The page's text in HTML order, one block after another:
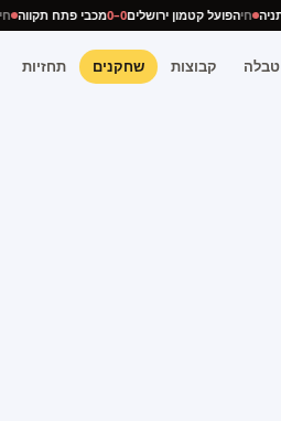
נתניה חיהפועל קטמון ירושלים0–0 מכבי פתח תקווה
טבלה קבוצות שחקנים תחזיות